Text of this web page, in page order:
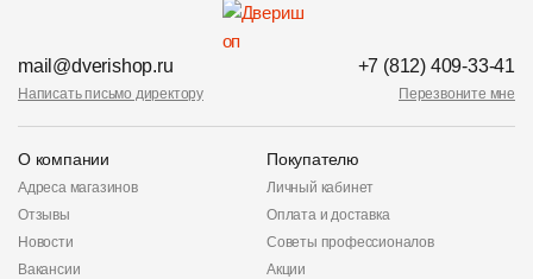
mail@dverishop.ru
Написать письмо директору
+7 (812) 409-33-41
Перезвоните мне
О компании
Адреса магазинов
Отзывы
Новости
Вакансии
Покупателю
Личный кабинет
Оплата и доставка
Советы профессионалов
Акции